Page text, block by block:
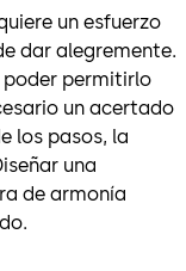
un esfuerzo
dar alegremente.
poder permitirlo
un acertado
los pasos, la
una
de armonía